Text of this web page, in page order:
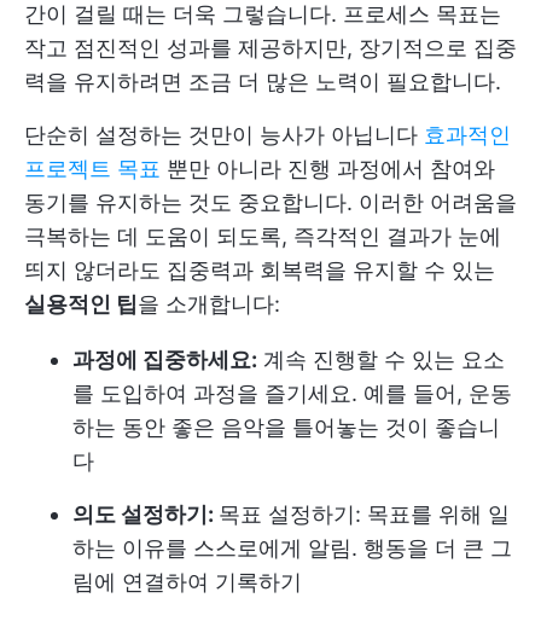
간이 걸릴 때는 더욱 그렇습니다. 프로세스 목표는
작고 점진적인 성과를 제공하지만, 장기적으로 집중
력을 유지하려면 조금 더 많은 노력이 필요합니다.
단순히 설정하는 것만이 능사가 아닙니다 효과적인
프로젝트 목표 뿐만 아니라 진행 과정에서 참여와
동기를 유지하는 것도 중요합니다. 이러한 어려움을
극복하는 데 도움이 되도록, 즉각적인 결과가 눈에
띄지 않더라도 집중력과 회복력을 유지할 수 있는
실용적인 팁을 소개합니다:
과정에 집중하세요: 계속 진행할 수 있는 요소
를 도입하여 과정을 즐기세요. 예를 들어, 운동
하는 동안 좋은 음악을 틀어놓는 것이 좋습니
다
의도 설정하기: 목표 설정하기: 목표를 위해 일
하는 이유를 스스로에게 알림. 행동을 더 큰 그
림에 연결하여 기록하기